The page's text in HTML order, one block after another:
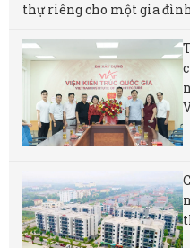
thự riêng cho một gia